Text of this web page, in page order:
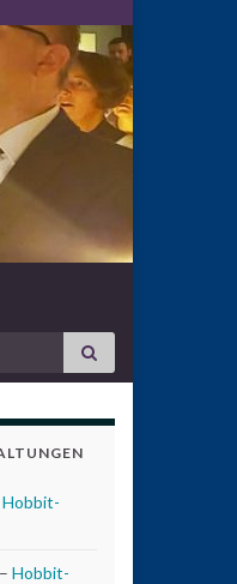
Hobbit-
Hobbit-